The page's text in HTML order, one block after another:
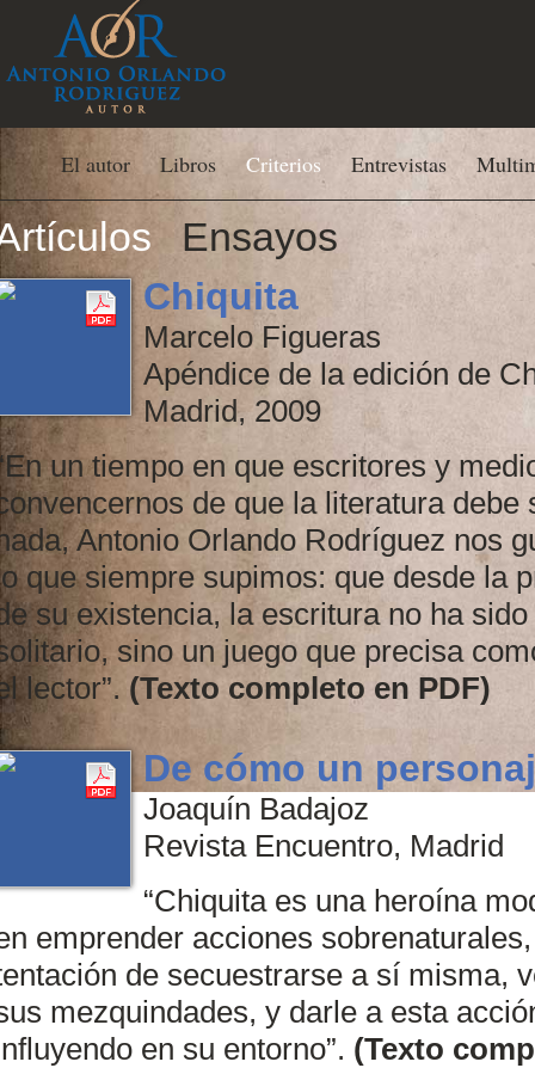
El autor Libros Criterios Entrevistas
Ensayos
Chiquita
Marcelo Figueras
Apéndice de la edición de
Madrid, 2009
un tiempo en que escritores y
de que la literatura debe
Antonio Orlando Rodríguez nos
que siempre supimos: que desde la
su existencia, la escritura no ha
sino un juego que precisa
lector”. (Texto completo en PDF)
De cómo un
Joaquín Badajoz
Revista Encuentro, Madrid
“Chiquita es una heroína
emprender acciones
de secuestrarse a sí misma,
mezquindades, y darle a esta
en su entorno”. (Texto